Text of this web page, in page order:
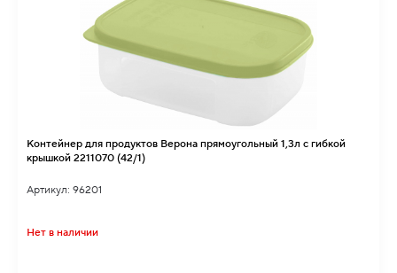
Контейнер для продуктов Верона прямоугольный 1,3л с гибкой
крышкой 2211070 (42/1)
Артикул: 96201
Нет в наличии